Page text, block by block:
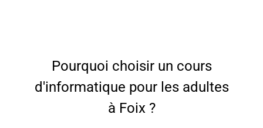
Pourquoi choisir un cours
d'informatique pour les adultes
à Foix ?